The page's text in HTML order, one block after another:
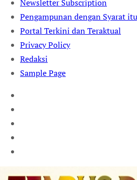
Newsletter Subscription
Pengampunan dengan Syarat
Portal Terkini dan Teraktual
Privacy Policy
Redaksi
Sample Page